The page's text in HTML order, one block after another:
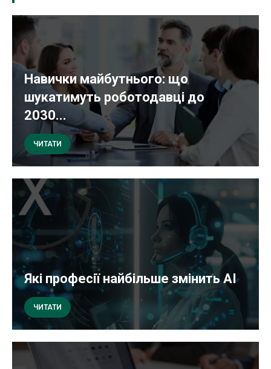
Навички майбутнього: що
шукатимуть роботодавці до
2030...
ЧИТАТИ
Які професії найбільше змінить AI
ЧИТАТИ